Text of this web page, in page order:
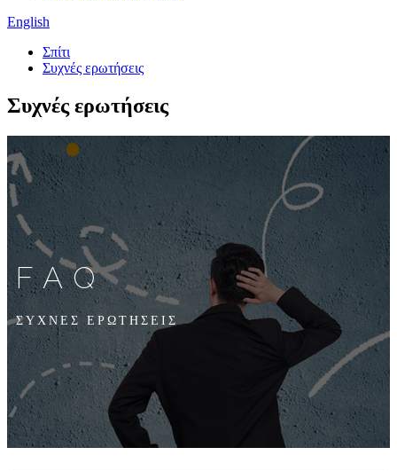
English
Σπίτι
Συχνές ερωτήσεις
Συχνές ερωτήσεις
FAQ
ΣΥΧΝΕΣ ΕΡΩΤΗΣΕΙΣ